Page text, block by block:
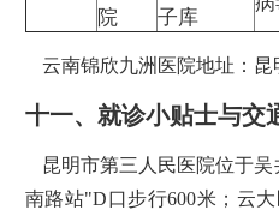
院
子库
云南锦欣九洲医院地址：昆
十一、就诊小贴士与交
昆明市第三人民医院位于
南路站"D口步行600米；云